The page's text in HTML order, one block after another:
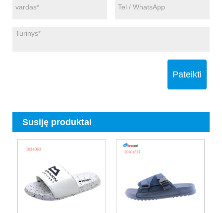
Pateikti
Susiję produktai